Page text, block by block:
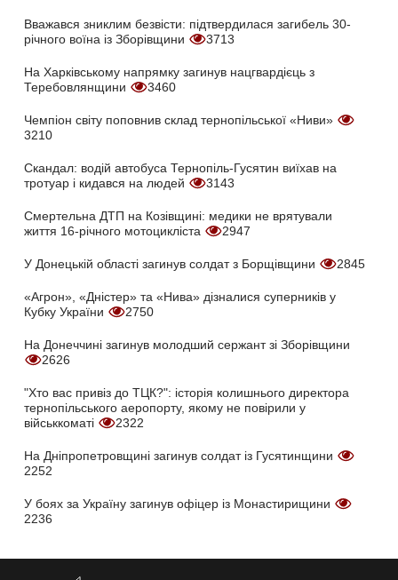
Вважався зниклим безвісти: підтвердилася загибель 30-
річного воїна із Зборівщини
3713
На Харківському напрямку загинув нацгвардієць з
Теребовлянщини
3460
Чемпіон світу поповнив склад тернопільської «Ниви»
3210
Скандал: водій автобуса Тернопіль-Гусятин виїхав на
тротуар і кидався на людей
3143
Смертельна ДТП на Козівщині: медики не врятували
життя 16-річного мотоцикліста
2947
У Донецькій області загинув солдат з Борщівщини 2845
«Агрон», «Дністер» та «Нива» дізналися суперників у
Кубку України
2750
На Донеччині загинув молодший сержант зі Зборівщини
2626
"Хто вас привіз до ТЦК?": історія колишнього директора
тернопільського аеропорту, якому не повірили у
військкоматі
2322
На Дніпропетровщині загинув солдат із Гусятинщини
2252
У боях за Україну загинув офіцер із Монастирищини
2236